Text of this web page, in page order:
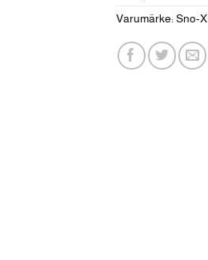
Varumärke: Sno-X